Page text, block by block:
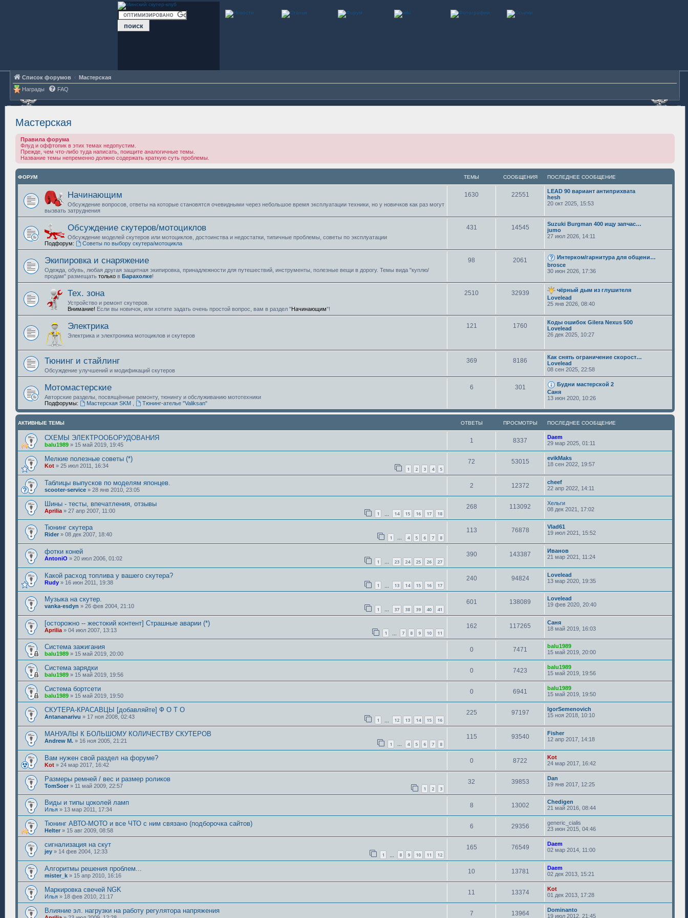
Список форумов
Мастерская
Награды
FAQ
Мастерская
Правила форума
Флуд и оффтопик в этих темах недопустим.
Прежде, чем что-либо туда написать, поищите аналогичные темы.
Название темы непременно должно содержать краткую суть проблемы.
ФОРУМ ТЕМЫ СООБЩЕНИЯ ПОСЛЕДНЕЕ СООБЩЕНИЕ
Начинающим
Обсуждение вопросов, ответы на которые становятся очевидными через небольшое время эксплуатации техники, но у новичков как раз могут
вызвать затруднения
1630 22551
LEAD 90 вариант антиприхвата
hesh
20 окт 2025, 15:53
Обсуждение скутеров/мотоциклов
Обсуждение моделей скутеров или мотоциклов, достоинства и недостатки, типичные проблемы, советы по эксплуатации
Подфорум:
Советы по выбору скутера/мотоцикла
431 14545
Suzuki Burgman 400 ищу запчас…
jumo
27 июл 2026, 14:11
Экипировка и снаряжение
Одежда, обувь, любая другая защитная экипировка, принадлежности для путешествий, инструменты, полезные вещи в дорогу. Темы вида "куплю/
продам" размещать только в Барахолке!
98 2061
Интерком/гарнитура для общени…
brosce
30 июн 2026, 17:36
Тех. зона
Устройство и ремонт скутеров.
Внимание! Если вы новичок, или хотите задать очень простой вопрос, вам в раздел "Начинающим"!
2510 32939
чёрный дым из глушителя
Lovelead
25 янв 2026, 08:40
Электрика
Электрика и электроника мотоциклов и скутеров
121 1760
Коды ошибок Gilera Nexus 500
Lovelead
26 дек 2025, 10:27
Тюнинг и стайлинг
Обсуждение улучшений и модификаций скутеров
369 8186
Как снять ограничение скорост…
Lovelead
08 сен 2025, 22:58
Мотомастерские
Авторские разделы, посвящённые ремонту, тюнингу и обслуживанию мототехники
Подфорумы:
Мастерская SKM Тюнинг-ателье "Valiksan"
6 301
Будни мастерской 2
Саня
13 июн 2020, 10:26
АКТИВНЫЕ ТЕМЫ ОТВЕТЫ ПРОСМОТРЫ ПОСЛЕДНЕЕ СООБЩЕНИЕ
СХЕМЫ ЭЛЕКТРООБОРУДОВАНИЯ
balu1989 » 15 май 2019, 19:45
1 8337
Daem
29 мар 2025, 01:11
Мелкие полезные советы (*)
Kot » 25 июл 2011, 16:34 1 2 3 4 5
72 53015
evikMaks
18 сен 2022, 19:57
Таблицы выпусков по моделям японцев.
scooter-service » 28 янв 2010, 23:05
2 12372
cheef
22 апр 2022, 14:11
Шины - тесты, впечатления, отзывы
Aprilia » 27 апр 2007, 11:00 1 14 15 16 17 18
268 113092
Хельги
08 дек 2021, 17:02
Тюнинг скутера
Rider » 08 дек 2007, 18:40 1 … 4 5 6 7 8
113 76878
Vlad61
19 июл 2021, 15:52
фотки коней
AntoniO » 20 июл 2006, 01:02 1 … 23 24 25 26 27
390 143387
Иванов
21 мар 2021, 11:24
Какой расход топлива у вашего скутера?
Rudy » 16 июн 2011, 19:38 1 13 14 15 16 17
240 94824
Lovelead
13 мар 2020, 19:35
Музыка на скутер.
vanka-esdyn » 26 фев 2004, 21:10 1 … 37 38 39 40 41
601 138089
Lovelead
19 фев 2020, 20:40
[осторожно -- жестокий контент] Страшные аварии (*)
Aprilia » 04 июл 2007, 13:13 1 7 8 9 10 11
162 117265
Саня
18 май 2019, 16:03
Система зажигания
balu1989 » 15 май 2019, 20:00
0 7471
balu1989
15 май 2019, 20:00
Система зарядки
balu1989 » 15 май 2019, 19:56
0 7423
balu1989
15 май 2019, 19:56
Система бортсети
balu1989 » 15 май 2019, 19:50
0 6941
balu1989
15 май 2019, 19:50
СКУТЕРА-КРАСАВЦЫ [добавляйте] Ф О Т О
Antananarivu » 17 ноя 2008, 02:43 1 12 13 14 15 16
225 97197
IgorSemenovich
15 ноя 2018, 10:10
МАНУАЛЫ К БОЛЬШОМУ КОЛИЧЕСТВУ СКУТЕРОВ
Andrew M. » 16 ноя 2005, 21:21 1 … 4 5 6 7 8
115 93540
Fisher
12 апр 2017, 14:18
Вам нужен свой раздел на форуме?
Kot » 24 мар 2017, 16:42
0 8722
Kot
24 мар 2017, 16:42
Размеры ремней / вес и размер роликов
TomSoer » 11 май 2009, 22:57 1 2 3
32 39853
Dan
19 янв 2017, 12:25
Виды и типы цоколей ламп
Илья » 13 мар 2011, 17:34
8 13002
Chedigen
21 май 2016, 08:44
Тюнинг АВТО-МОТО и все ЧТО с ним связано (подборочка сайтов)
Helter » 15 авг 2009, 08:58
6 29356
generic_cialis
23 июн 2015, 04:46
сигнализация на скут
jey » 14 фев 2004, 12:33 1 8 9 10 11 12
165 76549
Daem
02 мар 2014, 11:00
Алгоритмы решения проблем...
mister_k » 15 апр 2010, 16:16
10 13781
Daem
02 дек 2013, 15:21
Маркировка свечей NGK
Илья » 18 фев 2010, 21:17
11 13374
Kot
01 дек 2013, 17:28
Влияние эл. нагрузки на работу регулятора напряжения 7 13964
Dominanto
19 июл 2012, 21:45